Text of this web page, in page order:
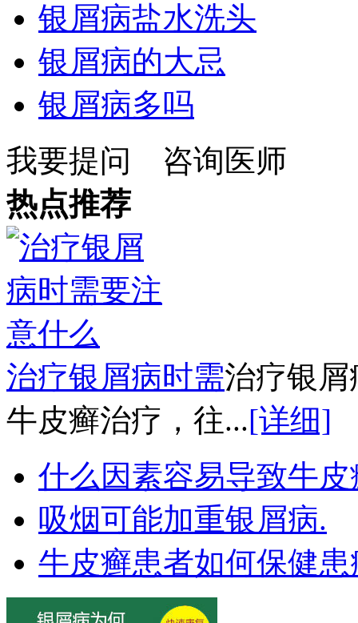
银屑病盐水洗头
银屑病的大忌
银屑病多吗
我要提问
咨询医师
热点推荐
治疗银屑病时需治疗银
牛皮癣治疗，往...[详细]
什么因素容易导致牛皮
吸烟可能加重银屑病.
牛皮癣患者如何保健